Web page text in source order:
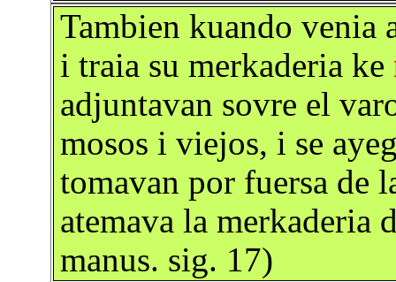
Tambien kuando venia
i traia su merkaderia ke
adjuntavan sovre el
mosos i viejos, i se
tomavan por fuersa de
atemava la merkaderia
manus. sig. 17)